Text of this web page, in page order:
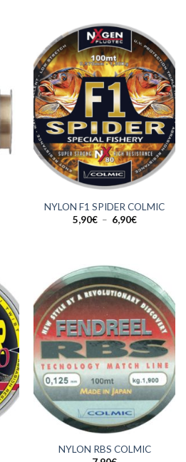
NYLON F1 SPIDER COLMIC
5,90€ – 6,90€Plage
NYLON RBS COLMIC